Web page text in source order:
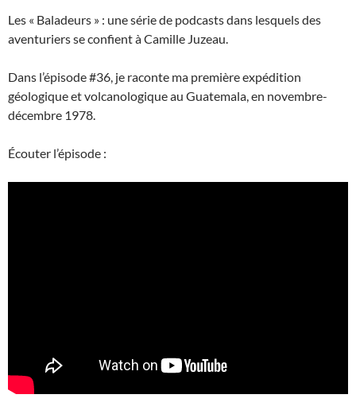
Les « Baladeurs » : une série de podcasts dans lesquels des
aventuriers se confient à Camille Juzeau.
Dans l’épisode #36, je raconte ma première expédition
géologique et volcanologique au Guatemala, en novembre-
décembre 1978.
Écouter l’épisode :